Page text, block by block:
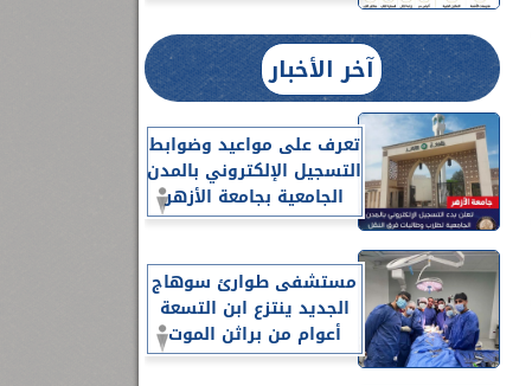
آخر الأخبار
تعرف على مواعيد وضوابط
التسجيل الإلكتروني بالمدن
الجامعية بجامعة الأزهر
مستشفى طوارئ سوهاج
الجديد ينتزع ابن التسعة
أعوام من براثن الموت